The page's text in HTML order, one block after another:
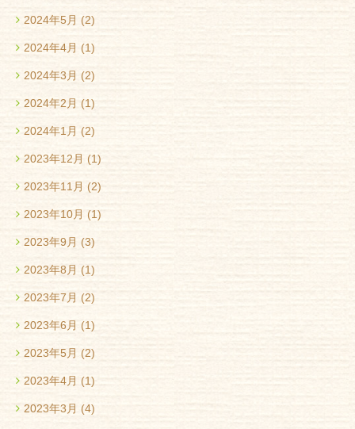
2024年5月 (2)
2024年4月 (1)
2024年3月 (2)
2024年2月 (1)
2024年1月 (2)
2023年12月 (1)
2023年11月 (2)
2023年10月 (1)
2023年9月 (3)
2023年8月 (1)
2023年7月 (2)
2023年6月 (1)
2023年5月 (2)
2023年4月 (1)
2023年3月 (4)